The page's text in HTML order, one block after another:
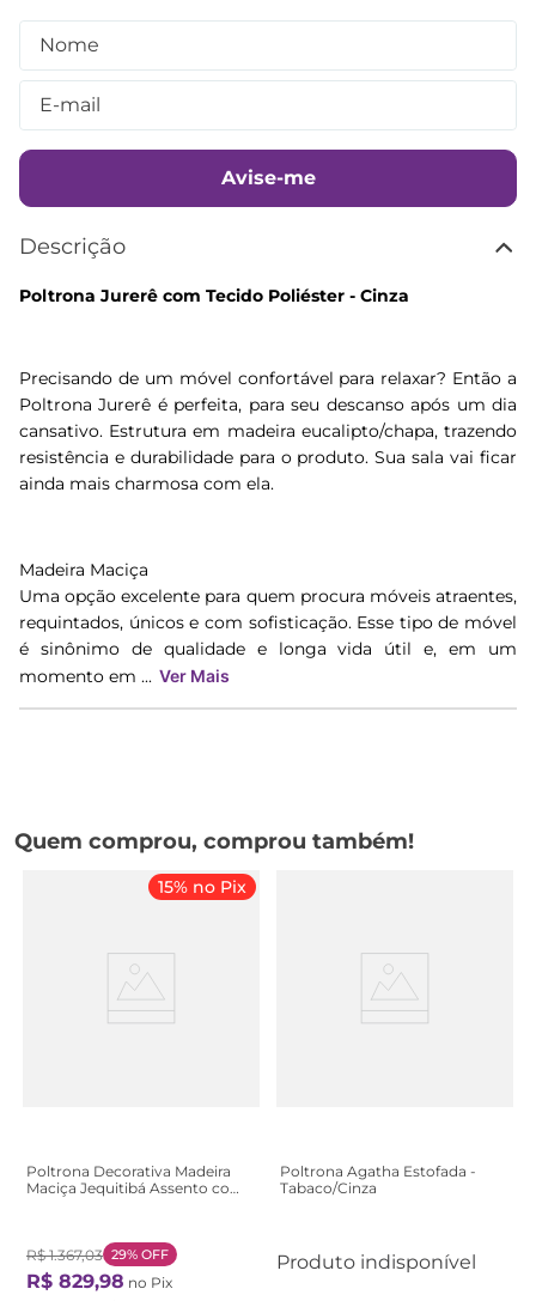
Avise-me
Descrição
Poltrona Jurerê com Tecido Poliéster - Cinza
Precisando de um móvel confortável para relaxar? Então a
Poltrona Jurerê é perfeita, para seu descanso após um dia
cansativo. Estrutura em madeira eucalipto/chapa, trazendo
resistência e durabilidade para o produto. Sua sala vai ficar
ainda mais charmosa com ela.
Madeira Maciça
Uma opção excelente para quem procura móveis atraentes,
requintados, únicos e com sofisticação. Esse tipo de móvel
é sinônimo de qualidade e longa vida útil e, em um
momento em ... Ver Mais
Quem comprou, comprou também!
15% no Pix
Poltrona Decorativa Madeira
Maciça Jequitibá Assento com
R$ 1.367,03 29% OFF
R$ 829,98 no Pix
Poltrona Agatha Estofada -
Tabaco/Cinza
Produto indisponível